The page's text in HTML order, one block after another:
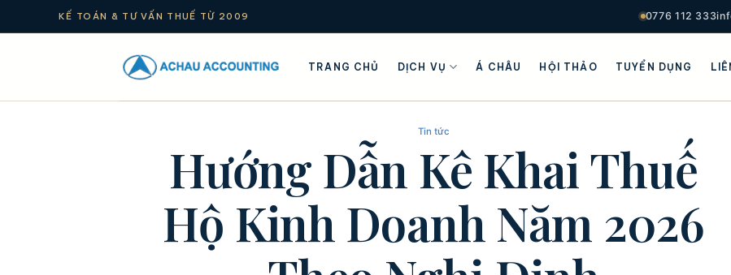
KẾ TOÁN & TƯ VẤN THUẾ TỪ 2009 0776 112 333
TRANG CHỦ DỊCH VỤ Á CHÂU HỘI THẢO TUYỂN DỤNG
Tin tức
Hướng Dẫn Kê Khai Thuế
Hộ Kinh Doanh Năm 2026